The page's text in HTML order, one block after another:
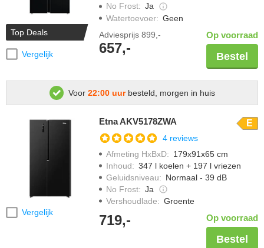
Top Deals
Vergelijk
No Frost: Ja
Watertoevoer: Geen
Adviesprijs 899,-
657,-
Op voorraad
Bestel
Voor 22:00 uurbesteld, morgen in huis
Vergelijk
Etna AKV5178ZWA E
4 reviews
Afmeting HxBxD: 179x91x65 cm
Inhoud: 347 l koelen + 197 l vriezen
Geluidsniveau: Normaal - 39 dB
No Frost: Ja
Vershoudlade: Groente
719,- Op voorraad
Bestel